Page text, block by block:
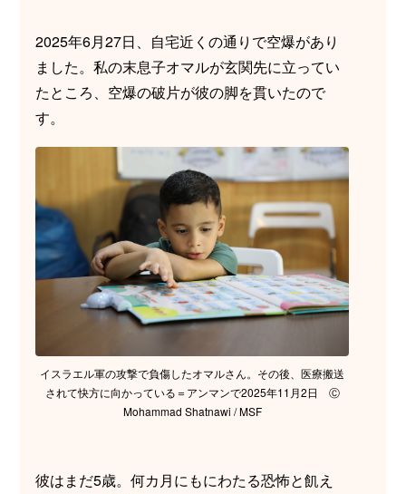
2025年6月27日、自宅近くの通りで空爆があり
ました。私の末息子オマルが玄関先に立ってい
たところ、空爆の破片が彼の脚を貫いたので
す。
イスラエル軍の攻撃で負傷したオマルさん。その後、医療搬送
されて快方に向かっている＝アンマンで2025年11月2日 Ⓒ
Mohammad Shatnawi / MSF
彼はまだ5歳。何カ月にもにわたる恐怖と飢え